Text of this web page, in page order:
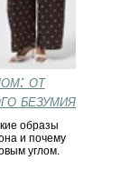
от
безумия
образы
и почему
углом.